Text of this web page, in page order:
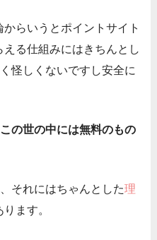
らいうとポイントサイト
る仕組みにはきちんとし
怪しくないですし安全に
の世の中には無料のもの
それにはちゃんとした理
ります。